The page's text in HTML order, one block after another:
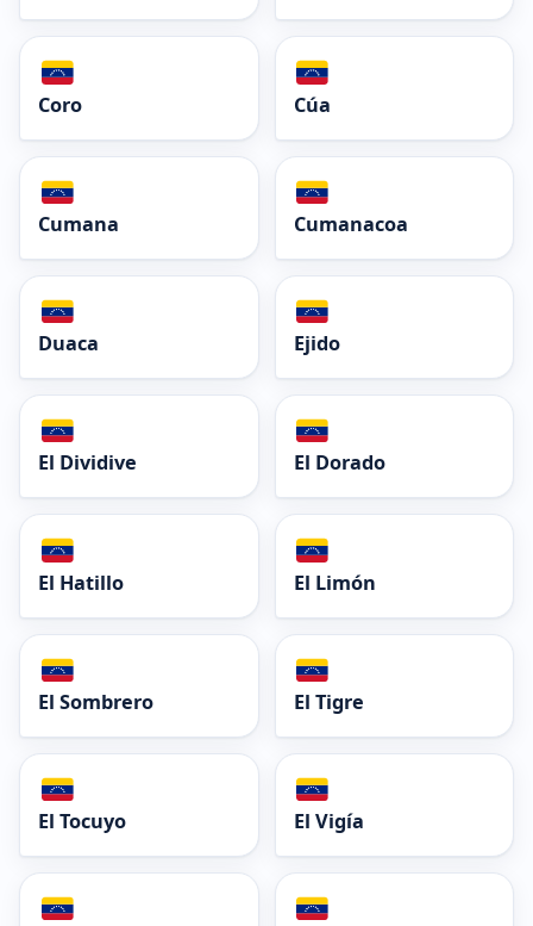
Coro Cúa
Cumana Cumanacoa
Duaca Ejido
El Dividive El Dorado
El Hatillo El Limón
El Sombrero El Tigre
El Tocuyo El Vigía